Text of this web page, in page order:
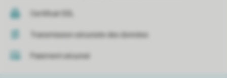
Certificat SSL
Transmission sécurisée des données
Paiement sécurisé